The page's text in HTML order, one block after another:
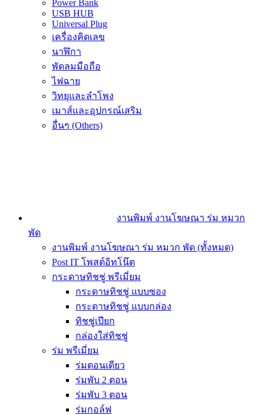
Power Bank
USB HUB
Universal Plug
เครื่องคิดเลข
นาฬิกา
พัดลมมือถือ
ไฟฉาย
วิทยุและลำโพง
เมาส์และอุปกรณ์เสริม
อื่นๆ (Others)
งานพิมพ์ งานโฆษณา ร่ม หมวก
พัด
งานพิมพ์ งานโฆษณา ร่ม หมวก พัด (ทั้งหมด)
Post IT โพสต์อิทโน๊ต
กระดาษทิชชู่ พรีเมี่ยม
กระดาษทิชชู่ แบบซอง
กระดาษทิชชู่ แบบกล่อง
ทิชชู่เปียก
กล่องใส่ทิชชู่
ร่ม พรีเมี่ยม
ร่มตอนเดียว
ร่มพับ 2 ตอน
ร่มพับ 3 ตอน
ร่มกอล์ฟ